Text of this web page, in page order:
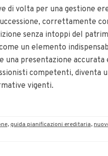
di volta per una gestione
correttamente
senza intoppi del
un elemento
presentazione accurata
competenti, diventa
vigenti.
, guida pianificazioni ereditaria,